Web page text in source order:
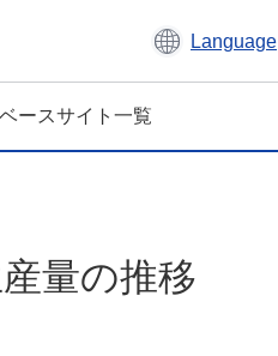
Language
ースサイト一覧
量の推移